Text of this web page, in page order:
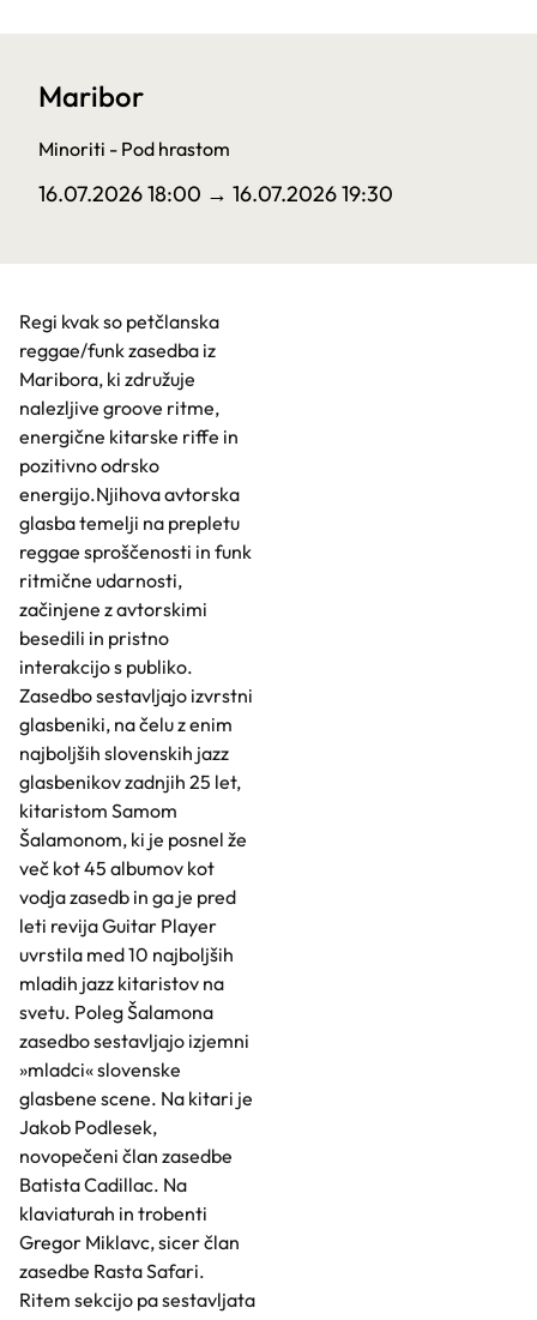
Maribor
Minoriti - Pod hrastom
16.07.2026 18:00 → 16.07.2026 19:30
Regi kvak so petčlanska
reggae/funk zasedba iz
Maribora, ki združuje
nalezljive groove ritme,
energične kitarske riffe in
pozitivno odrsko
energijo.Njihova avtorska
glasba temelji na prepletu
reggae sproščenosti in funk
ritmične udarnosti,
začinjene z avtorskimi
besedili in pristno
interakcijo s publiko.
Zasedbo sestavljajo izvrstni
glasbeniki, na čelu z enim
najboljših slovenskih jazz
glasbenikov zadnjih 25 let,
kitaristom Samom
Šalamonom, ki je posnel že
več kot 45 albumov kot
vodja zasedb in ga je pred
leti revija Guitar Player
uvrstila med 10 najboljših
mladih jazz kitaristov na
svetu. Poleg Šalamona
zasedbo sestavljajo izjemni
»mladci« slovenske
glasbene scene. Na kitari je
Jakob Podlesek,
novopečeni član zasedbe
Batista Cadillac. Na
klaviaturah in trobenti
Gregor Miklavc, sicer član
zasedbe Rasta Safari.
Ritem sekcijo pa sestavljata